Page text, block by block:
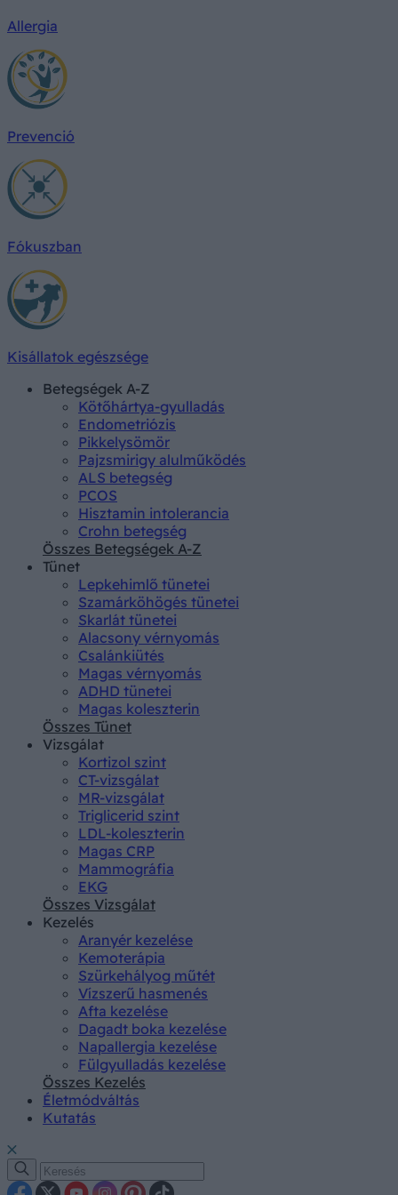
Allergia
Prevenció
Fókuszban
Kisállatok egészsége
Betegségek A-Z
Kötőhártya-gyulladás
Endometriózis
Pikkelysömör
Pajzsmirigy alulműködés
ALS betegség
PCOS
Hisztamin intolerancia
Crohn betegség
Összes Betegségek A-Z
Tünet
Lepkehimlő tünetei
Szamárköhögés tünetei
Skarlát tünetei
Alacsony vérnyomás
Csalánkiütés
Magas vérnyomás
ADHD tünetei
Magas koleszterin
Összes Tünet
Vizsgálat
Kortizol szint
CT-vizsgálat
MR-vizsgálat
Triglicerid szint
LDL-koleszterin
Magas CRP
Mammográfia
EKG
Összes Vizsgálat
Kezelés
Aranyér kezelése
Kemoterápia
Szürkehályog műtét
Vízszerű hasmenés
Afta kezelése
Dagadt boka kezelése
Napallergia kezelése
Fülgyulladás kezelése
Összes Kezelés
Életmódváltás
Kutatás